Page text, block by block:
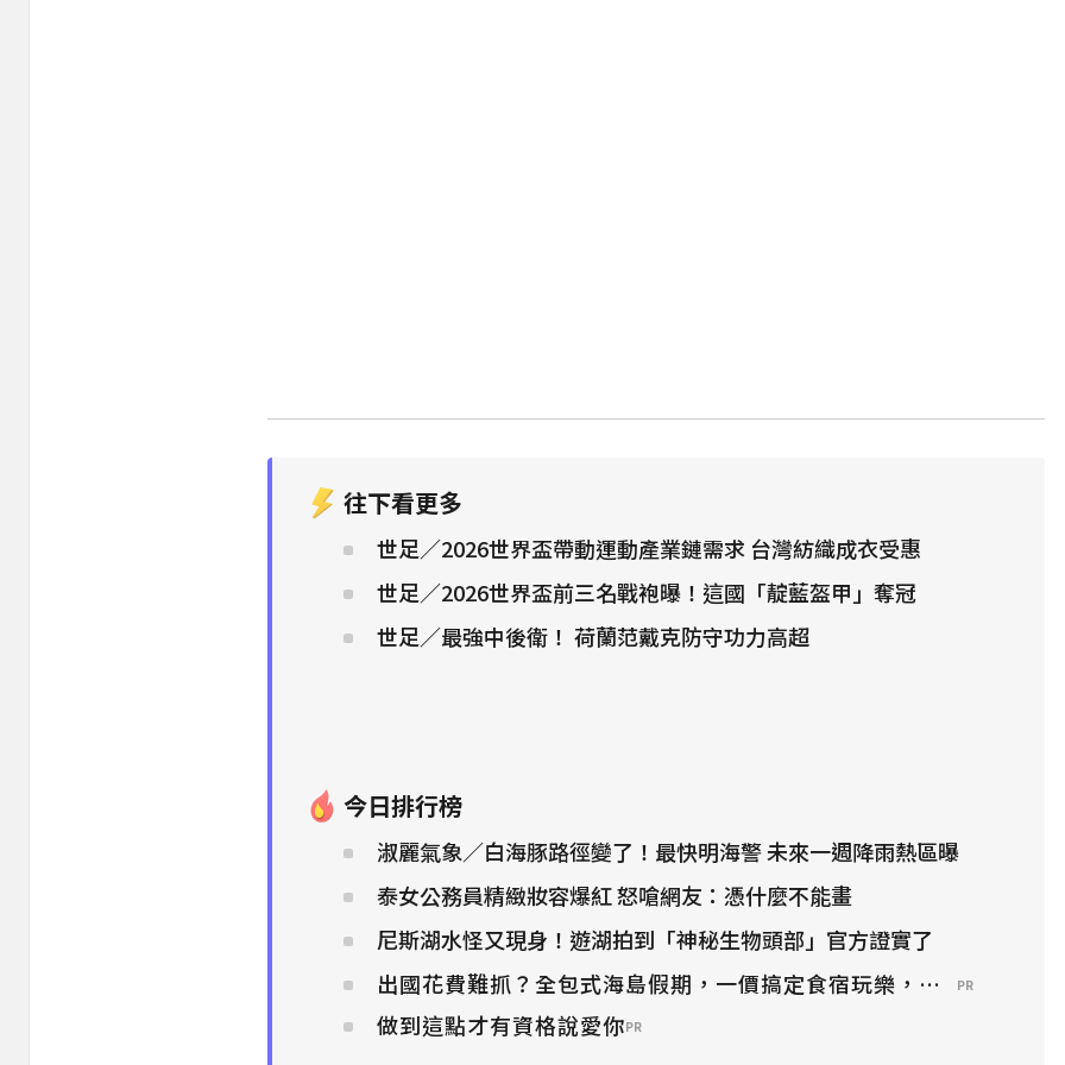
往下看更多
世足／2026世界盃帶動運動產業鏈需求 台灣紡織成衣受惠
世足／2026世界盃前三名戰袍曝！這國「靛藍盔甲」奪冠
世足／最強中後衛！ 荷蘭范戴克防守功力高超
今日排行榜
淑麗氣象／白海豚路徑變了！最快明海警 未來一週降雨熱區曝
泰女公務員精緻妝容爆紅 怒嗆網友：憑什麼不能畫
尼斯湖水怪又現身！遊湖拍到「神秘生物頭部」官方證實了
出國花費難抓？全包式海島假期，一價搞定食宿玩樂，省錢更省心！
PR
做到這點才有資格說愛你PR